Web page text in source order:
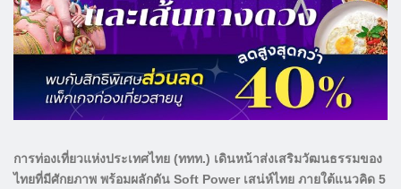
การท่องเที่ยวแห่งประเทศไทย (ททท.) เดินหน้าส่งเสริมวัฒนธรรมของ
ไทยที่มีศักยภาพ พร้อมผลักดัน Soft Power เสน่ห์ไทย ภายใต้แนวคิด 5